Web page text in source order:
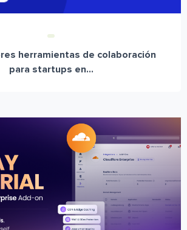
herramientas de colaboración
para startups en...